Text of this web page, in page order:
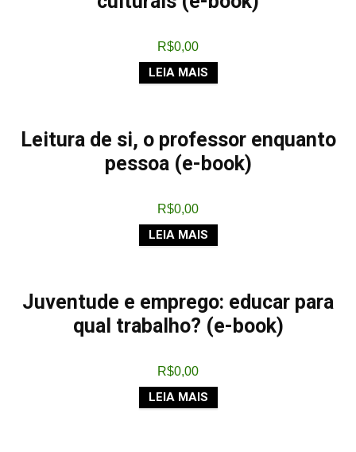
R$0,00
LEIA MAIS
Leitura de si, o professor enquanto
pessoa (e-book)
R$0,00
LEIA MAIS
Juventude e emprego: educar para
qual trabalho? (e-book)
R$0,00
LEIA MAIS